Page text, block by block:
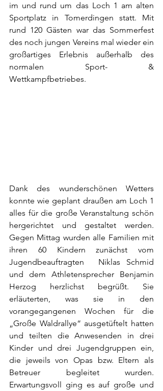
im und rund um das Loch 1 am alten
Sportplatz in Tomerdingen statt. Mit
rund 120 Gästen war das Sommerfest
des noch jungen Vereins mal wieder ein
großartiges Erlebnis außerhalb des
normalen Sport- &
Wettkampfbetriebes.
Dank des wunderschönen Wetters
konnte wie geplant draußen am Loch 1
alles für die große Veranstaltung schön
hergerichtet und gestaltet werden.
Gegen Mittag wurden alle Familien mit
ihren 60 Kindern zunächst vom
Jugendbeauftragten 	Niklas Schmid
und dem Athletensprecher Benjamin
Herzog herzlichst begrüßt. Sie
erläuterten, was sie in den
vorangegangenen Wochen für die
„Große Waldrallye“ ausgetüftelt hatten
und teilten die Anwesenden in drei
Kinder und drei Jugendgruppen ein,
die jeweils von Opas bzw. Eltern als
Betreuer begleitet wurden.
Erwartungsvoll ging es auf große und